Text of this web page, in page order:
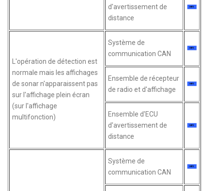
d'avertissement de
distance
L'opération de détection est
normale mais les affichages
de sonar n'apparaissent pas
sur l'affichage plein écran
(sur l'affichage
multifonction)
Système de
communication CAN
Ensemble de récepteur
de radio et d'affichage
Ensemble d'ECU
d'avertissement de
distance
Système de
communication CAN